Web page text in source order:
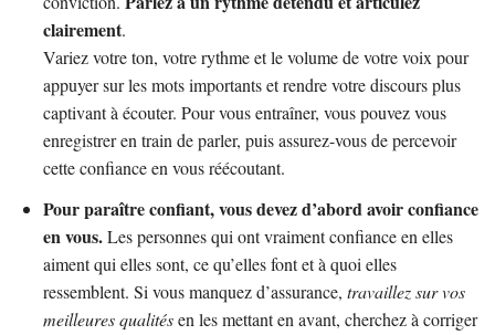
clairement.
Variez votre ton, votre rythme et le volume de votre voix pour
appuyer sur les mots importants et rendre votre discours plus
captivant à écouter. Pour vous entraîner, vous pouvez vous
enregistrer en train de parler, puis assurez-vous de percevoir
cette confiance en vous réécoutant.
Pour paraître confiant, vous devez d’abord avoir confiance
en vous.Les personnes qui ont vraiment confiance en elles
aiment qui elles sont, ce qu’elles font et à quoi elles
ressemblent. Si vous manquez d’assurance, travaillez sur vos
meilleures qualitésen les mettant en avant, cherchez à corriger